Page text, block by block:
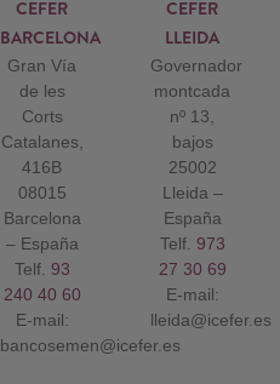
CEFER
BARCELONA
Gran Vía
de les
Corts
Catalanes,
416B
08015
Barcelona
– España
Telf. 93
240 40 60
E-mail:
bancosemen@icefer.es
CEFER
LLEIDA
Governador
montcada
nº 13,
bajos
25002
Lleida –
España
Telf. 973
27 30 69
E-mail:
lleida@icefer.es